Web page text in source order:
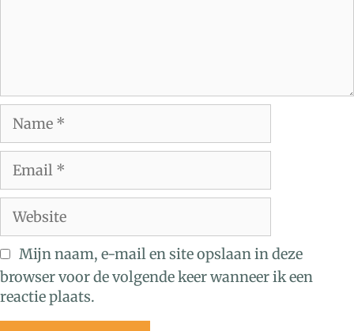
Mijn naam, e-mail en site opslaan in deze
browser voor de volgende keer wanneer ik een
reactie plaats.